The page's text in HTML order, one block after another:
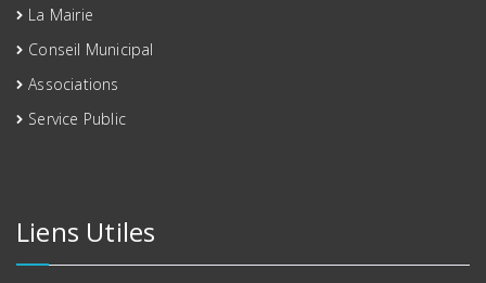
La Mairie
Conseil Municipal
Associations
Service Public
Liens Utiles